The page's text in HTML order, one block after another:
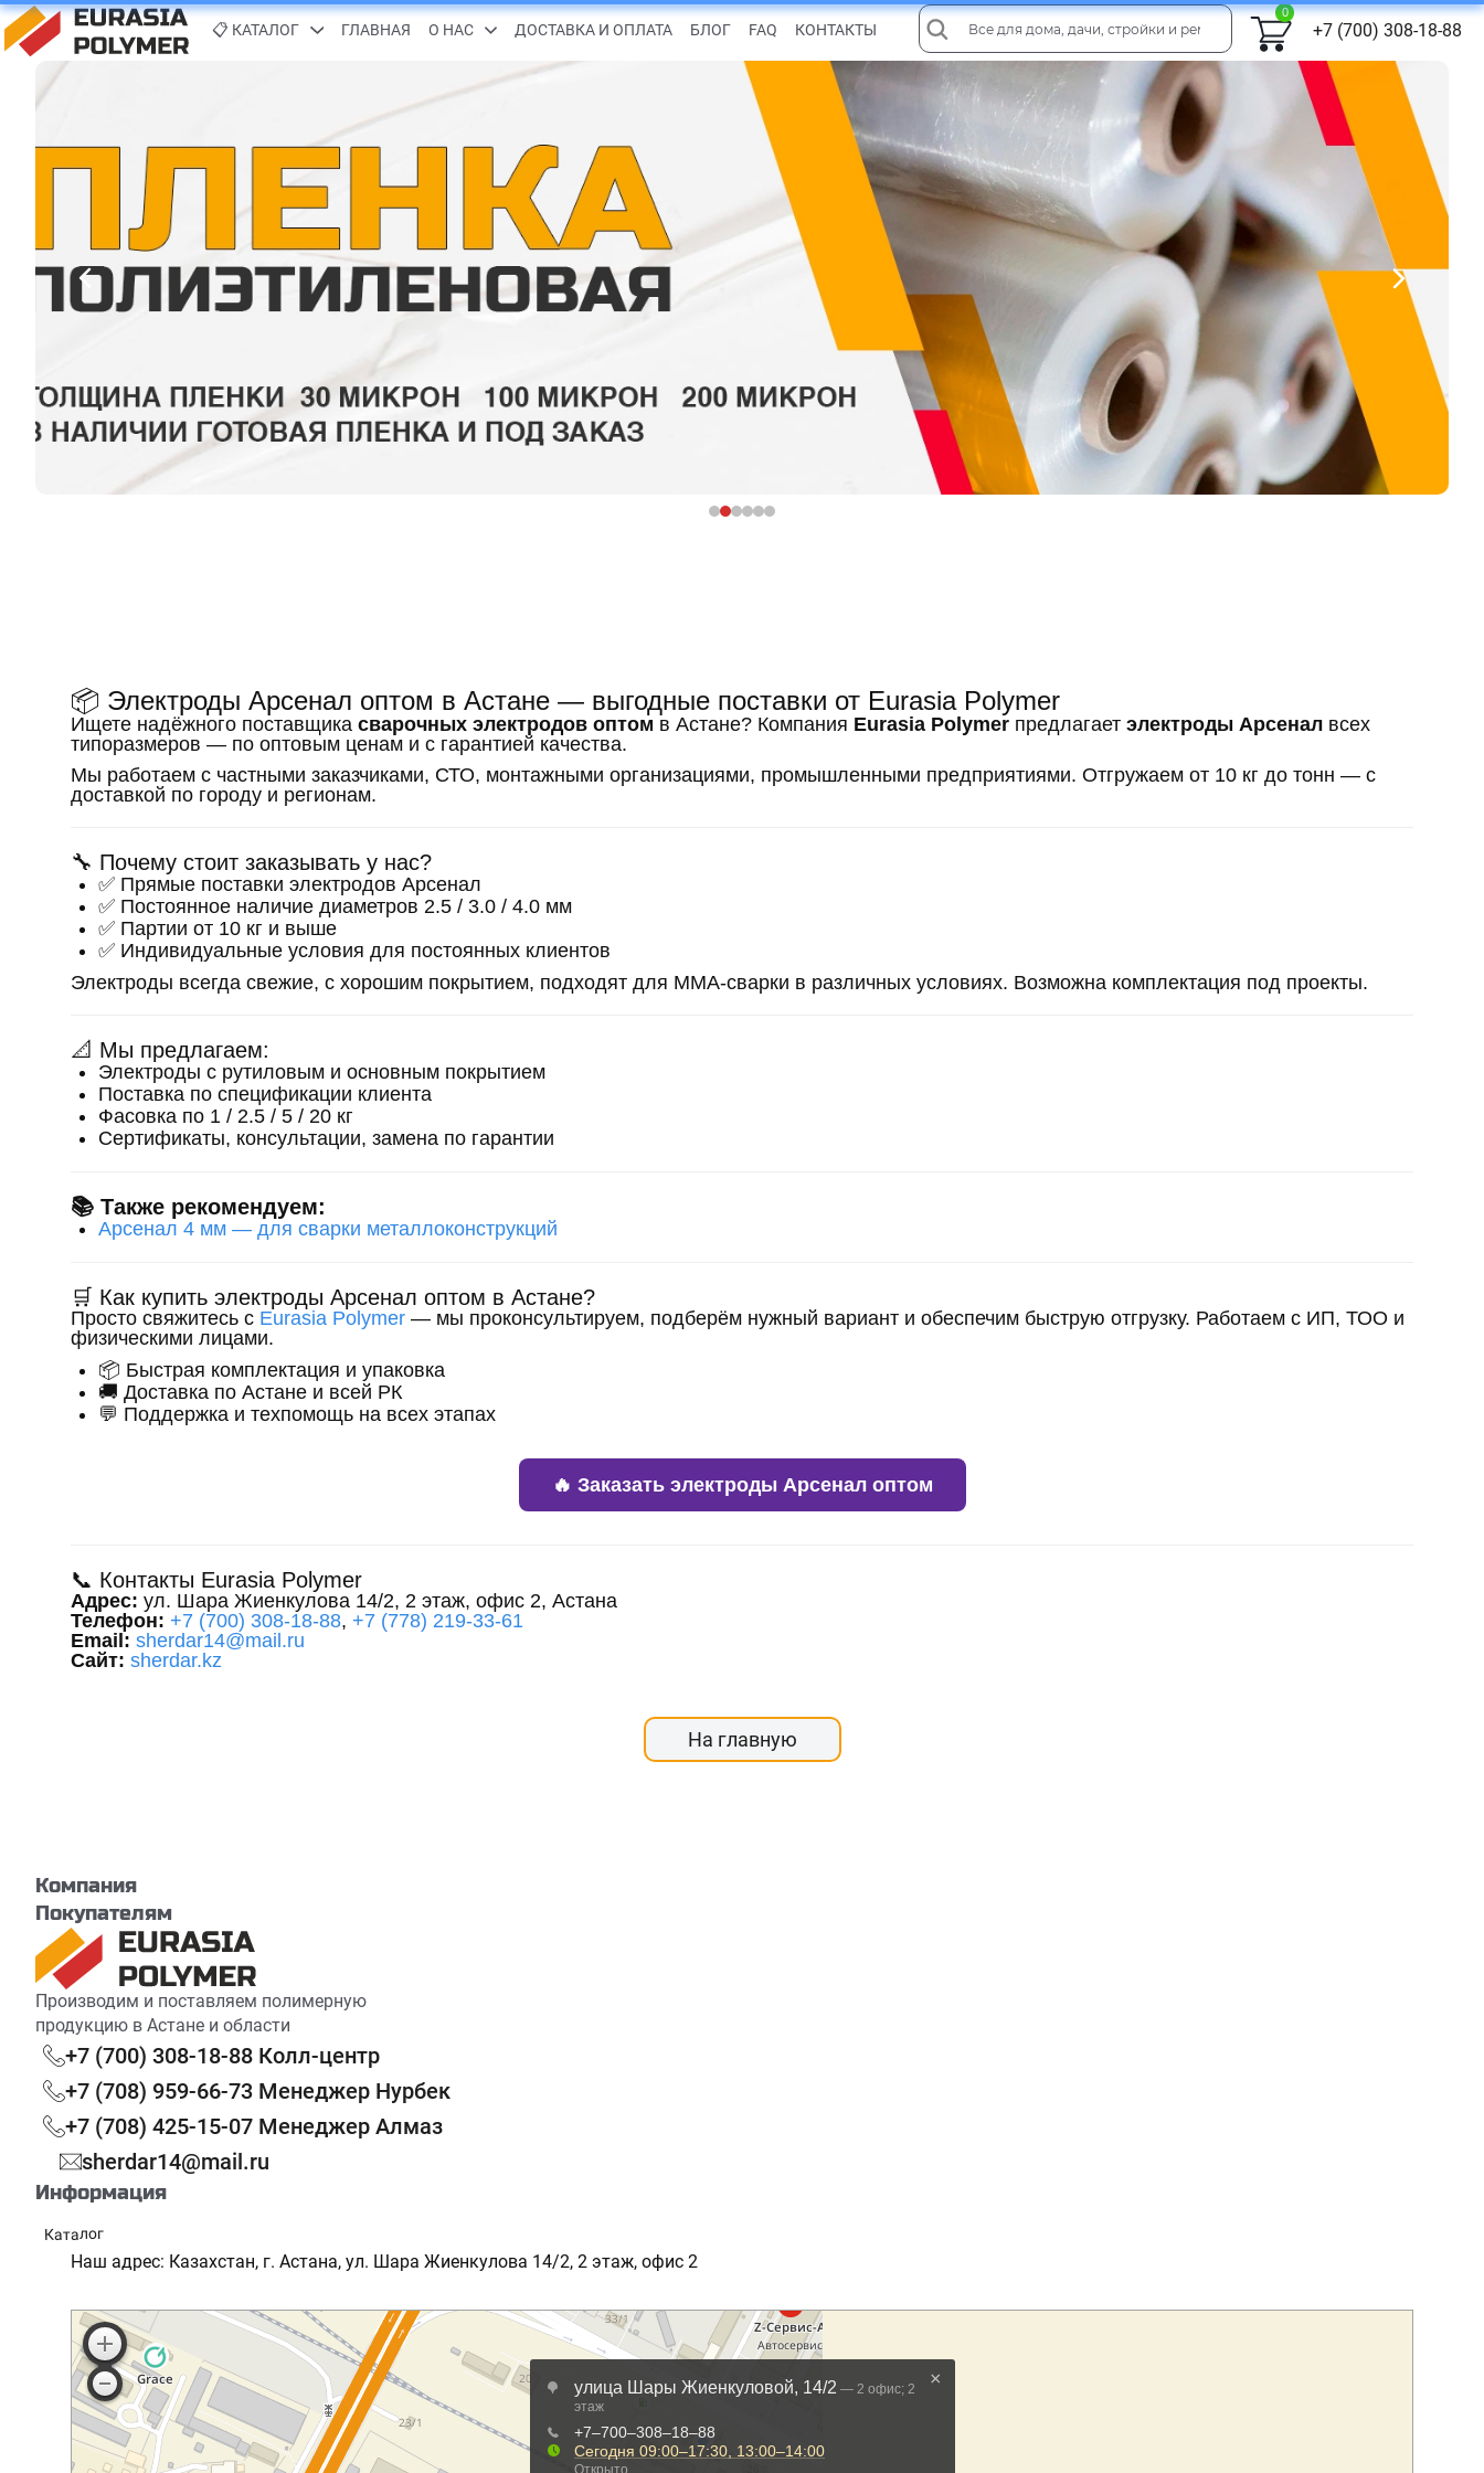
📋 КАТАЛОГ ГЛАВНАЯ О НАС ДОСТАВКА И ОПЛАТА БЛОГ FAQ КОНТАКТЫ
0
+7 (700) 308-18-88
📦 Электроды Арсенал оптом в Астане — выгодные поставки от Eurasia Polymer
Ищете надёжного поставщика сварочных электродов оптом в Астане? Компания Eurasia Polymer предлагает электроды Арсенал всех
типоразмеров — по оптовым ценам и с гарантией качества.
Мы работаем с частными заказчиками, СТО, монтажными организациями, промышленными предприятиями. Отгружаем от 10 кг до тонн — с
доставкой по городу и регионам.
🔧 Почему стоит заказывать у нас?
✅ Прямые поставки электродов Арсенал
✅ Постоянное наличие диаметров 2.5 / 3.0 / 4.0 мм
✅ Партии от 10 кг и выше
✅ Индивидуальные условия для постоянных клиентов
Электроды всегда свежие, с хорошим покрытием, подходят для ММА-сварки в различных условиях. Возможна комплектация под проекты.
📐 Мы предлагаем:
Электроды с рутиловым и основным покрытием
Поставка по спецификации клиента
Фасовка по 1 / 2.5 / 5 / 20 кг
Сертификаты, консультации, замена по гарантии
📚 Также рекомендуем:
Арсенал 4 мм — для сварки металлоконструкций
🛒 Как купить электроды Арсенал оптом в Астане?
Просто свяжитесь с Eurasia Polymer — мы проконсультируем, подберём нужный вариант и обеспечим быструю отгрузку. Работаем с ИП, ТОО и
физическими лицами.
📦 Быстрая комплектация и упаковка
🚚 Доставка по Астане и всей РК
💬 Поддержка и техпомощь на всех этапах
🔥 Заказать электроды Арсенал оптом
📞 Контакты Eurasia Polymer
Адрес: ул. Шара Жиенкулова 14/2, 2 этаж, офис 2, Астана
Телефон: +7 (700) 308-18-88, +7 (778) 219-33-61
Email: sherdar14@mail.ru
Сайт: sherdar.kz
На главную
Компания
Покупателям
Производим и поставляем полимерную
продукцию в Астане и области
+7 (700) 308-18-88 Колл-центр
+7 (708) 959-66-73 Менеджер Нурбек
+7 (708) 425-15-07 Менеджер Алмаз
sherdar14@mail.ru
Информация
Каталог
Реквизиты
Партнерская программа
Доставка и оплата
Скидки и акции
Блог
FAQ
Согласие на обработку
Наш адрес: Казахстан, г. Астана, ул. Шара Жиенкулова 14/2, 2 этаж, офис 2